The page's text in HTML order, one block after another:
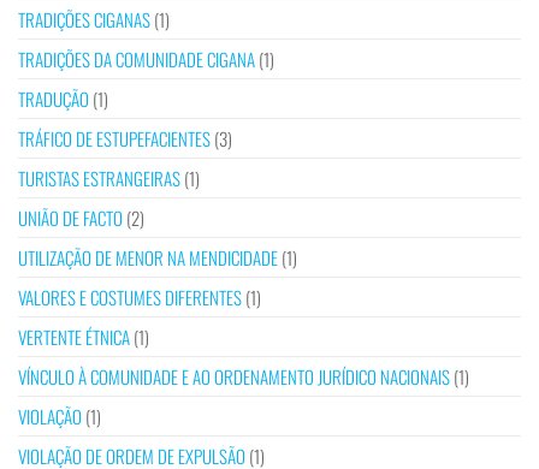
TRADIÇÕES CIGANAS(1)
TRADIÇÕES DA COMUNIDADE CIGANA(1)
TRADUÇÃO (1)
TRÁFICO DE ESTUPEFACIENTES(3)
TURISTAS ESTRANGEIRAS(1)
UNIÃO DE FACTO (2)
UTILIZAÇÃO DE MENOR NA MENDICIDADE(1)
VALORES E COSTUMES DIFERENTES(1)
VERTENTE ÉTNICA(1)
VÍNCULO À COMUNIDADE E AO ORDENAMENTO JURÍDICO NACIONAIS(1)
VIOLAÇÃO (1)
VIOLAÇÃO DE ORDEM DE EXPULSÃO (1)